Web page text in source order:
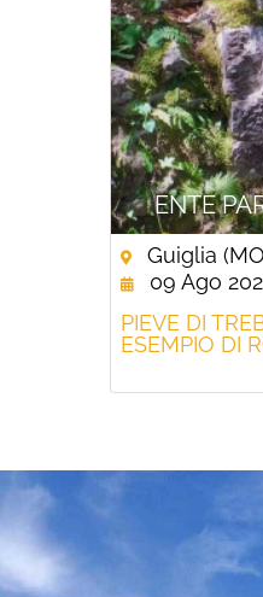
ENTE
Guiglia
09 Ago
PIEVE DI
ESEMPIO DI